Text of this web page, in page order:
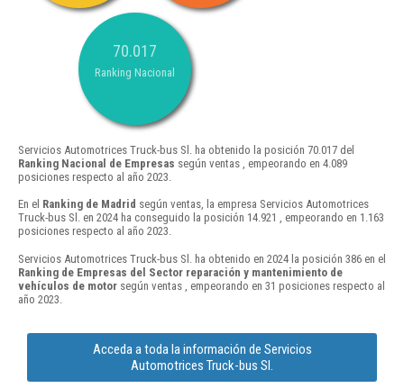
70.017
Ranking Nacional
Servicios Automotrices Truck-bus Sl. ha obtenido la posición 70.017 del
Ranking Nacional de Empresas según ventas , empeorando en 4.089
posiciones respecto al año 2023.
En el Ranking de Madrid según ventas, la empresa Servicios Automotrices
Truck-bus Sl. en 2024 ha conseguido la posición 14.921 , empeorando en 1.163
posiciones respecto al año 2023.
Servicios Automotrices Truck-bus Sl. ha obtenido en 2024 la posición 386 en el
Ranking de Empresas del Sector reparación y mantenimiento de
vehículos de motor según ventas , empeorando en 31 posiciones respecto al
año 2023.
Acceda a toda la información de Servicios
Automotrices Truck-bus Sl.